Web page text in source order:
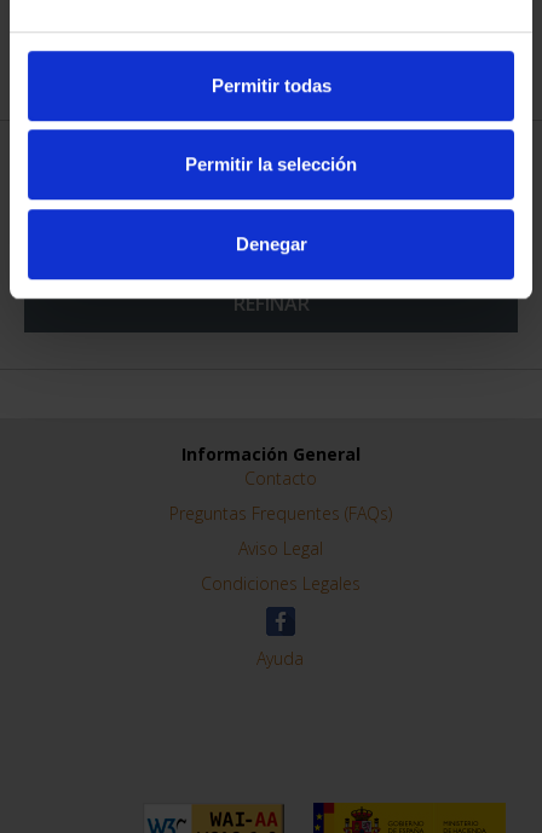
Permitir todas
Permitir la selección
Denegar
registrados
registrados
REFINAR
Información General
Contacto
Preguntas Frequentes (FAQs)
Aviso Legal
Condiciones Legales
Ayuda